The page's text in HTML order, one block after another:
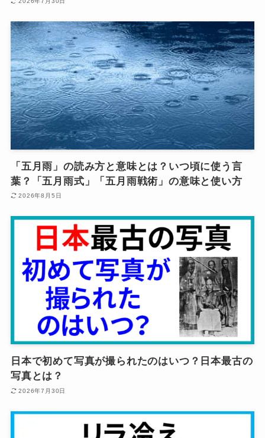
「五月雨」の読み方と意味とは？いつ頃に使う言
葉？「五月雨式」「五月雨戦術」の意味と使い方
2026年8月5日
日本で初めて写真が撮られたのはいつ？日本最古の
写真とは？
2026年7月30日